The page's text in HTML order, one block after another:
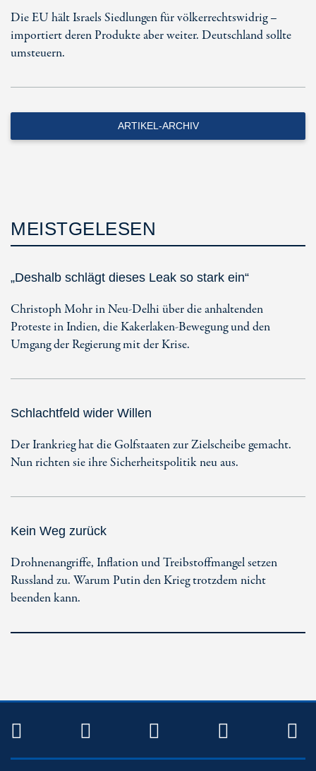
Die EU hält Israels Siedlungen für völkerrechtswidrig –
importiert deren Produkte aber weiter. Deutschland sollte
umsteuern.
ARTIKEL-ARCHIV
MEISTGELESEN
„Deshalb schlägt dieses Leak so stark ein“
Christoph Mohr in Neu-Delhi über die anhaltenden
Proteste in Indien, die Kakerlaken-Bewegung und den
Umgang der Regierung mit der Krise.
Schlachtfeld wider Willen
Der Irankrieg hat die Golfstaaten zur Zielscheibe gemacht.
Nun richten sie ihre Sicherheitspolitik neu aus.
Kein Weg zurück
Drohnenangriffe, Inflation und Treibstoffmangel setzen
Russland zu. Warum Putin den Krieg trotzdem nicht
beenden kann.
TWITTERFACEBOOKINSTAGRAM